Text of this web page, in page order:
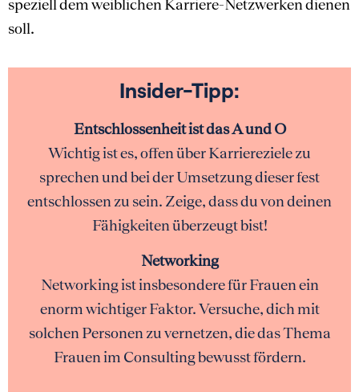
speziell dem weiblichen Karriere-Netzwerken dienen
soll.
Insider-Tipp:
Entschlossenheit ist das A und O
Wichtig ist es, offen über Karriereziele zu
sprechen und bei der Umsetzung dieser fest
entschlossen zu sein. Zeige, dass du von deinen
Fähigkeiten überzeugt bist!
Networking
Networking ist insbesondere für Frauen ein
enorm wichtiger Faktor. Versuche, dich mit
solchen Personen zu vernetzen, die das Thema
Frauen im Consulting bewusst fördern.